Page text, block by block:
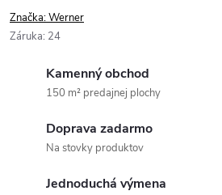
Značka:Werner
Záruka: 24
Kamenný obchod
150 m² predajnej plochy
Doprava zadarmo
Na stovky produktov
Jednoduchá výmena